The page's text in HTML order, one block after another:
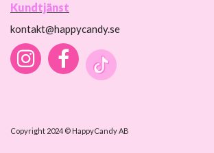
Kundtjänst
kontakt@happycandy.se
Copyright 2024 © HappyCandy AB